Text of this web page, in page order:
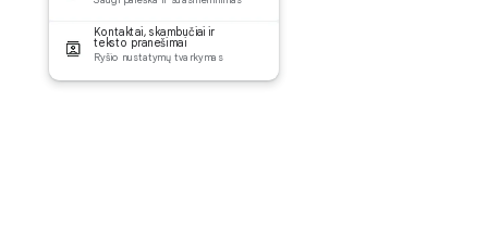
Kontaktai, skambučiai ir
teksto pranešimai
Ryšio nustatymų tvarkymas